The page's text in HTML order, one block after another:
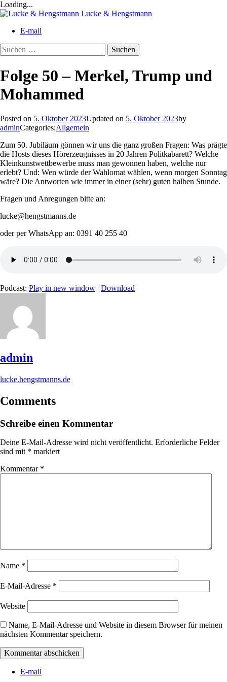
Loading...
Skip
content
Lucke & Hengstmann
E-mail
Suchen
nach:
Folge 50 – Merkel, Trump und
Mohammed
Posted on 5. Oktober 2023Updated on 5. Oktober 2023by
adminCategories:Allgemein
Zum 50. Jubiläum gönnen wir uns die ganz großen Fragen: Was prägte
die Hosts dieses Hörerzeugnisses in 20 Jahren Politkabarett? Welche
Kleinkunstwettbewerbe muss man gewonnen haben, welche nur
erlebt? Und: Wen würde der Wahlomat wählen, wenn morgen Sonntag
wäre? Die Antworten wie immer in einer (sehr) guten halben Stunde.
Fragen und Anregungen bitte an:
lucke@hengstmanns.de
oder per WhatsApp an: 0391 40 255 40
Podcast: Play in new window | Download
admin
lucke.hengstmanns.de
Comments
Schreibe einen Kommentar
Deine E-Mail-Adresse wird nicht veröffentlicht. Erforderliche Felder
sind mit * markiert
Kommentar *
Name *
E-Mail-Adresse *
Website
Name, E-Mail-Adresse und Website in diesem Browser für meinen
nächsten Kommentar speichern.
E-mail